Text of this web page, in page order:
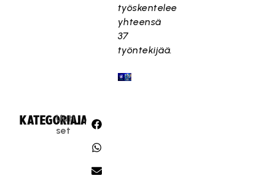
työskentelee
yhteensä
37
työntekijää.
KATEGORIA:
Uuti
set
JAA: